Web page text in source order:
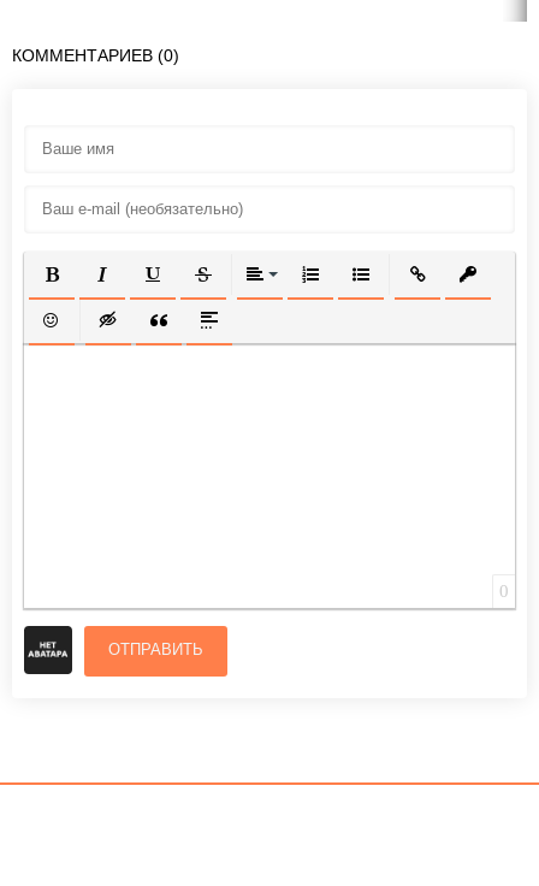
КОММЕНТАРИЕВ (0)
ПОЛУЖИРНЫЙ
КУРСИВПОДЧЕРКНУТЫЙ
ЗАЧЕРКНУТЫЙВЫРАВНИВАНИЕ
НУМЕРОВАННЫЙ СПИСОК
МАРКИРОВАННЫЙ
ВСТАВИТЬ
ВСТАВИТЬ СМАЙЛИК
ВСТАВКА СКРЫТОГО ТЕКСТА
ВСТАВКА ЦИТАТЫ
ВСТАВКА СПОЙЛЕРА
0
ОТПРАВИТЬ